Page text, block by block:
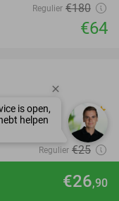
€26,90
Regulier €180
€64
9.7star
Regulier €25
€16
favorite_border